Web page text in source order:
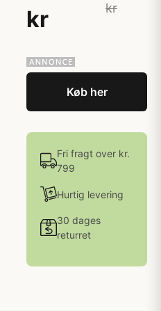
kr
kr
Køb her
Fri fragt over kr.
799
Hurtig levering
30 dages
returret